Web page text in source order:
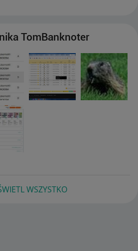
TomBanknoter
WSZYSTKO